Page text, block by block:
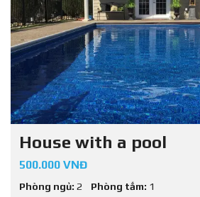
House with a pool
500.000 VNĐ
Phòng ngủ: 2 Phòng tắm: 1